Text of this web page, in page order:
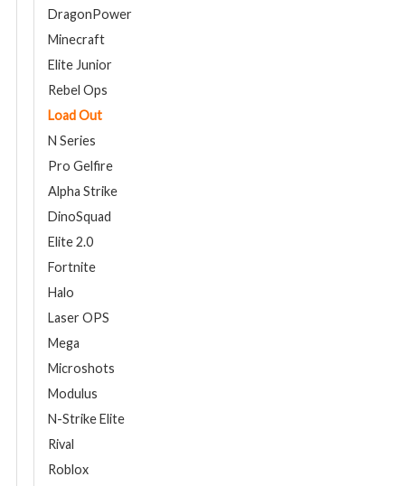
DragonPower
Minecraft
Elite Junior
Rebel Ops
Load Out
N Series
Pro Gelfire
Alpha Strike
DinoSquad
Elite 2.0
Fortnite
Halo
Laser OPS
Mega
Microshots
Modulus
N-Strike Elite
Rival
Roblox